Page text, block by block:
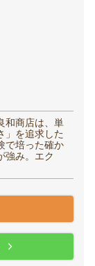
和商店は、単
」を追求した
で培った確か
強み。エク